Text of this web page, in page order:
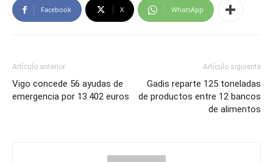
Facebook X WhatsApp
Artículo anterior
Vigo concede 56 ayudas de
emergencia por 13.402 euros
Artículo siguiente
Gadis reparte 125 toneladas
de productos entre 12 bancos
de alimentos